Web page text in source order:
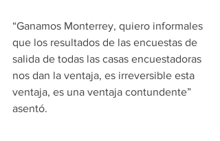
“Ganamos Monterrey, quiero informales
que los resultados de las encuestas de
salida de todas las casas encuestadoras
nos dan la ventaja, es irreversible esta
ventaja, es una ventaja contundente”
asentó.